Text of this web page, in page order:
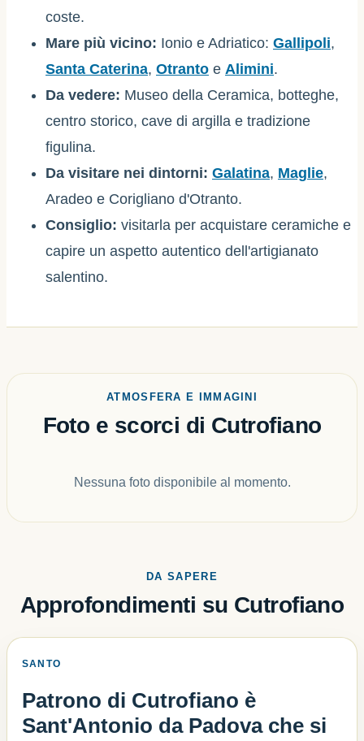
coste.
Mare più vicino: Ionio e Adriatico: Gallipoli,
Santa Caterina, Otranto e Alimini.
Da vedere: Museo della Ceramica, botteghe,
centro storico, cave di argilla e tradizione
figulina.
Da visitare nei dintorni: Galatina, Maglie,
Aradeo e Corigliano d'Otranto.
Consiglio: visitarla per acquistare ceramiche e
capire un aspetto autentico dell'artigianato
salentino.
ATMOSFERA E IMMAGINI
Foto e scorci di Cutrofiano
Nessuna foto disponibile al momento.
DA SAPERE
Approfondimenti su Cutrofiano
SANTO
Patrono di Cutrofiano è
Sant'Antonio da Padova che si